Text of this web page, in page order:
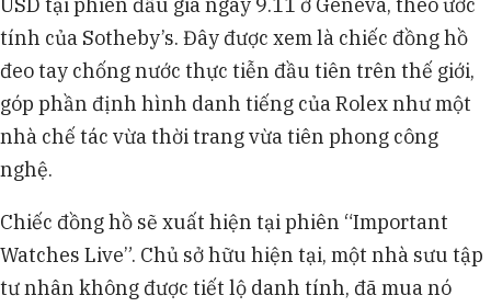
USD tại phiên đấu giá ngày 9.11 ở Geneva, theo ước
tính của Sotheby’s. Đây được xem là chiếc đồng hồ
đeo tay chống nước thực tiễn đầu tiên trên thế giới,
góp phần định hình danh tiếng của Rolex như một
nhà chế tác vừa thời trang vừa tiên phong công
nghệ.
Chiếc đồng hồ sẽ xuất hiện tại phiên “Important
Watches Live”. Chủ sở hữu hiện tại, một nhà sưu tập
tư nhân không được tiết lộ danh tính, đã mua nó